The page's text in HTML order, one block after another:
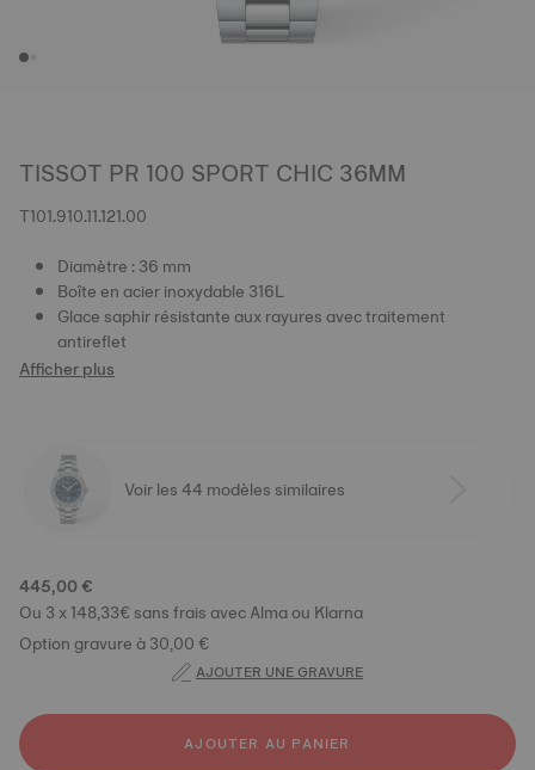
TISSOT PR 100 SPORT CHIC 36MM
T101.910.11.121.00
Diamètre : 36 mm
Boîte en acier inoxydable 316L
Glace saphir résistante aux rayures avec traitement
antireflet
Afficher plus
Voir les 44 modèles similaires
445,00 €
Ou 3 x 148,33€ sans frais avec Alma ou Klarna
Option gravure à 30,00 €
AJOUTER UNE GRAVURE
AJOUTER AU PANIER